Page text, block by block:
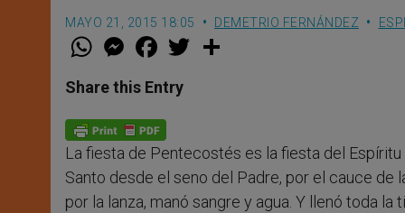
MAYO 21, 2015 18:05 DEMETRIO FERNÁNDEZ
W
t
s
p
p
M
e
s
e
g
e
r
F
a
e
b
o
k
w
Share this Entry
La fiesta de Pentecostés es la fiesta del
Santo desde el seno del Padre, por el cauce
por la lanza, manó sangre y agua. Y llenó toda